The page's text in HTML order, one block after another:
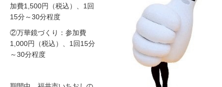
加費1,500円（税込）、1回
15分～30分程度
②万華鏡づくり：参加費
1,000円（税込）、1回15分
～30分程度